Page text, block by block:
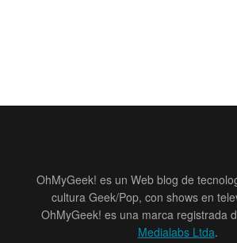
OhMyGeek! es un Web blog de
cultura Geek/Pop, con shows en
OhMyGeek! es una marca registrada
Medialabs Ltda.